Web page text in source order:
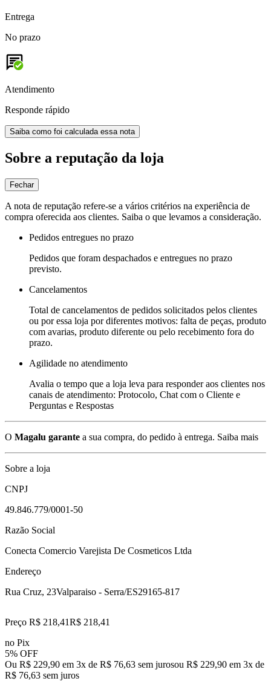
Entrega
No prazo
Atendimento
Responde rápido
Saiba como foi calculada essa nota
Sobre a reputação da loja
Fechar
A nota de reputação refere-se a vários critérios na experiência de
compra oferecida aos clientes. Saiba o que levamos a consideração.
Pedidos entregues no prazo
Pedidos que foram despachados e entregues no prazo
previsto.
Cancelamentos
Total de cancelamentos de pedidos solicitados pelos clientes
ou por essa loja por diferentes motivos: falta de peças, produto
com avarias, produto diferente ou pelo recebimento fora do
prazo.
Agilidade no atendimento
Avalia o tempo que a loja leva para responder aos clientes nos
canais de atendimento: Protocolo, Chat com o Cliente e
Perguntas e Respostas
O Magalu garante a sua compra, do pedido à entrega. Saiba mais
Sobre a loja
CNPJ
49.846.779/0001-50
Razão Social
Conecta Comercio Varejista De Cosmeticos Ltda
Endereço
Rua Cruz, 23Valparaiso - Serra/ES29165-817
Preço R$ 218,41R$ 218,41
no Pix
5% OFF
Ou R$ 229,90 em 3x de R$ 76,63 sem jurosou R$ 229,90 em 3x de
R$ 76,63 sem juros